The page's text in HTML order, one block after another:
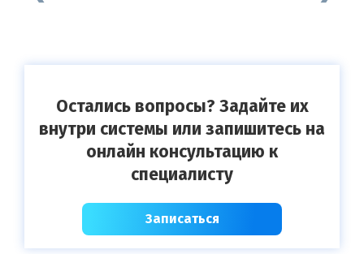
Остались вопросы? Задайте их
внутри системы или запишитесь на
онлайн консультацию к
специалисту
Записаться